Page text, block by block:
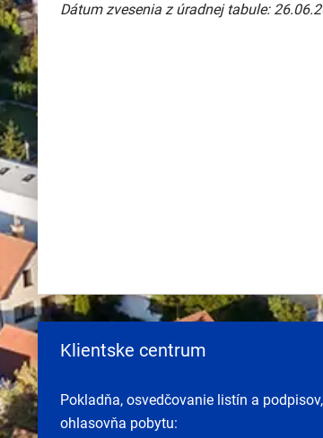
Dátum zvesenia z úradnej tabule:
Klientske centrum
Pokladňa, osvedčovanie listín a podpisov,
ohlasovňa pobytu: